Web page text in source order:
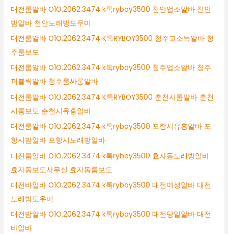
대전룸알바 O1O.2062.3474 k톡ryboy3500 천안업소알바 천안
밤알바 천안노래방도우미
대전룸알바 O1O.2062.3474 K톡RYBOY3500 청주고소득알바 청
주룸보도
대전룸알바 O1O.2062.3474 k톡ryboy3500 청주업소알바 청주
퍼블릭알바 청주룸싸롱알바
대전룸알바 O1O.2062.3474 K톡RYBOY3500 춘천시룸알바 춘천
시룸보도 춘천시유흥알바
대전룸알바 O1O.2062.3474 k톡ryboy3500 포항시유흥알바 포
항시밤알바 포항시노래방알바
대전룸알바 O1O.2062.3474 k톡ryboy3500 효자동노래방알바
효자동보도사무실 효자동룸보도
대전바알바 O1O.2062.3474 k톡ryboy3500 대전여성알바 대전
노래방도우미
대전밤알바 O1O.2062.3474 k톡ryboy3500 대전당일알바 대전
바알바